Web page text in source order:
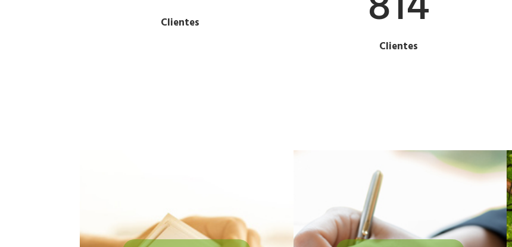
Clientes
Clientes